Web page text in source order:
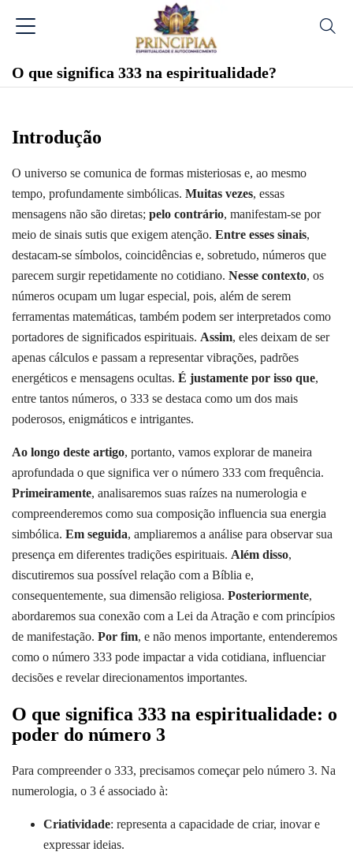
O que significa 333 na espiritualidade?
Introdução
O universo se comunica de formas misteriosas e, ao mesmo
tempo, profundamente simbólicas. Muitas vezes, essas
mensagens não são diretas; pelo contrário, manifestam-se por
meio de sinais sutis que exigem atenção. Entre esses sinais,
destacam-se símbolos, coincidências e, sobretudo, números que
parecem surgir repetidamente no cotidiano. Nesse contexto, os
números ocupam um lugar especial, pois, além de serem
ferramentas matemáticas, também podem ser interpretados como
portadores de significados espirituais. Assim, eles deixam de ser
apenas cálculos e passam a representar vibrações, padrões
energéticos e mensagens ocultas. É justamente por isso que,
entre tantos números, o 333 se destaca como um dos mais
poderosos, enigmáticos e intrigantes.
Ao longo deste artigo, portanto, vamos explorar de maneira
aprofundada o que significa ver o número 333 com frequência.
Primeiramente, analisaremos suas raízes na numerologia e
compreenderemos como sua composição influencia sua energia
simbólica. Em seguida, ampliaremos a análise para observar sua
presença em diferentes tradições espirituais. Além disso,
discutiremos sua possível relação com a Bíblia e,
consequentemente, sua dimensão religiosa. Posteriormente,
abordaremos sua conexão com a Lei da Atração e com princípios
de manifestação. Por fim, e não menos importante, entenderemos
como o número 333 pode impactar a vida cotidiana, influenciar
decisões e revelar direcionamentos importantes.
O que significa 333 na espiritualidade: o
poder do número 3
Para compreender o 333, precisamos começar pelo número 3. Na
numerologia, o 3 é associado à:
Criatividade: representa a capacidade de criar, inovar e
expressar ideias.